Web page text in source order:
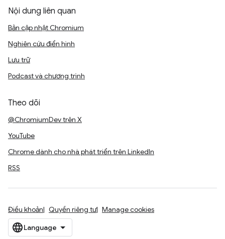
Nội dung liên quan
Bản cập nhật Chromium
Nghiên cứu điển hình
Lưu trữ
Podcast và chương trình
Theo dõi
@ChromiumDev trên X
YouTube
Chrome dành cho nhà phát triển trên LinkedIn
RSS
Điều khoản Quyền riêng tư Manage cookies